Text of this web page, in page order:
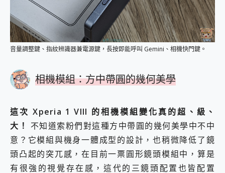
音量調整鍵、指紋辨識器兼電源鍵，長按即能呼叫 Gemini、相機快門鍵。
相機模組：方中帶圓的幾何美學
這次 Xperia 1 VIII 的相機模組變化真的超、級、
大！ 不知道索粉們對這種方中帶圓的幾何美學中不中
意？它模組與機身一體成型的設計，也稍微降低了鏡
頭凸起的突兀感，在目前一票圓形鏡頭模組中，算是
有很強的視覺存在感，這代的三鏡頭配置也皆配置